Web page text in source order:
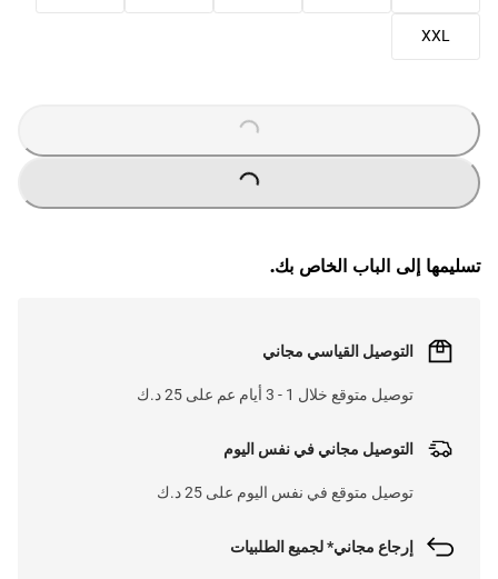
XXL
L
...
LO
A
D
IN
G
...
تسليمها إلى الباب الخاص بك.
التوصيل القياسي مجاني
توصيل متوقع خلال 1 - 3 أيام عم على 25 د.ك
التوصيل مجاني في نفس اليوم
توصيل متوقع في نفس اليوم على 25 د.ك
إرجاع مجاني* لجميع الطلبيات